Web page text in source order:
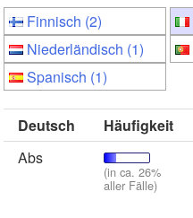
Finnisch (2)
Niederländisch (1)
Spanisch (1)
Deutsch Häufigkeit
Abs
(in ca. 26%
aller Fälle)